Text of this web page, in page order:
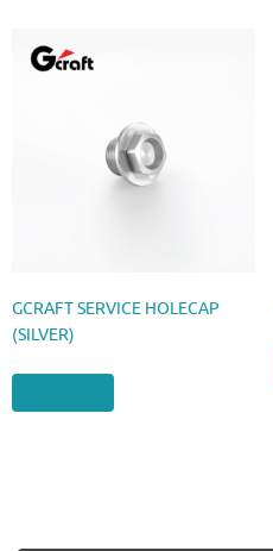
GCRAFT SERVICE HOLECAP
(SILVER)